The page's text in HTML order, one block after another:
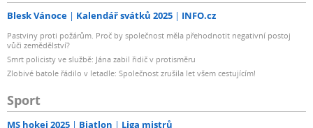
Blesk Vánoce Kalendář svátků 2025 INFO.cz
Pastviny proti požárům. Proč by společnost měla přehodnotit negativní postoj
vůči zemědělství?
Smrt policisty ve službě: Jána zabil řidič v protisměru
Zlobivé batole řádilo v letadle: Společnost zrušila let všem cestujícím!
Sport
MS hokej 2025 Biatlon Liga mistrů